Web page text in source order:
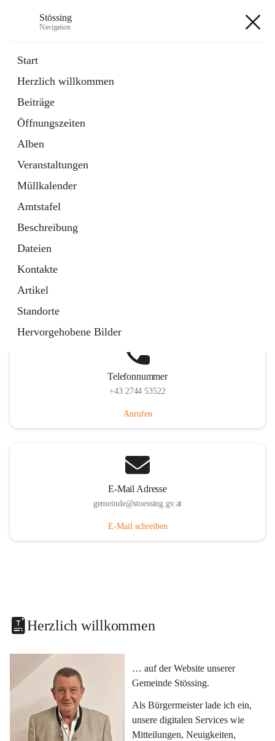
Stössing
Navigation
Start
Herzlich willkommen
Beiträge
Öffnungszeiten
Alben
Veranstaltungen
Müllkalender
Amtstafel
Beschreibung
Dateien
Kontakte
Artikel
Standorte
Hervorgehobene Bilder
Datei
in
Tab
Kindergarten
öffnet
in
neuem
Tab
Telefonnummer
+43 2744 53522
Anrufen
E-Mail Adresse
gemeinde@stoessing.gv.at
E-Mail schreiben
Herzlich willkommen
… auf der Website unserer
Gemeinde Stössing.
Als Bürgermeister lade ich ein,
unsere digitalen Services wie
Mitteilungen, Neuigkeiten,